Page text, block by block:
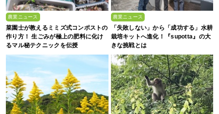
農業ニュース
菜園士が教えるミミズ式コンポストの
作り方！ 生ごみが極上の肥料に化け
るマル秘テクニックを伝授
農業ニュース
「失敗しない」から「成功する」水耕
栽培キットへ進化！『supotta』の大
きな挑戦とは